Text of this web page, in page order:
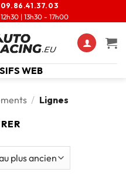
09.86.41.37.03
| 13h30 - 17h00
WEB
/ Lignes